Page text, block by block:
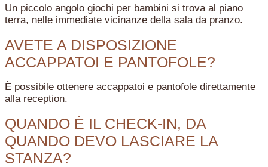
Un piccolo angolo giochi per bambini si trova al piano
terra, nelle immediate vicinanze della sala da pranzo.
AVETE A DISPOSIZIONE
ACCAPPATOI E PANTOFOLE?
È possibile ottenere accappatoi e pantofole direttamente
alla reception.
QUANDO È IL CHECK-IN, DA
QUANDO DEVO LASCIARE LA
STANZA?